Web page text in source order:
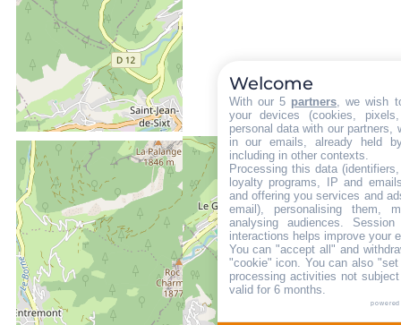
ENTFERNT :
500 m
Die Touristen-Information in Le Grand-Bornand Village
700 m
vom Freizeitpark aus
150 m
Des Stoppens Schiffchen im Sommer
Welcome
With our 5 partners, we wish
your devices (cookies,
personal data with our partners,
in our emails, already held
including in other contexts.
Processing this data
loyalty programs, IP and
and offering you services and
email), personalising them,
analysing audiences.
interactions helps improve your
You can "accept all" and
"cookie" icon. You can also
processing activities not
valid for 6 months.